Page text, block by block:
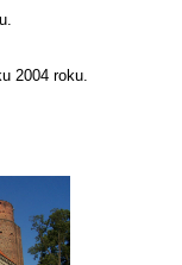
2004 roku.